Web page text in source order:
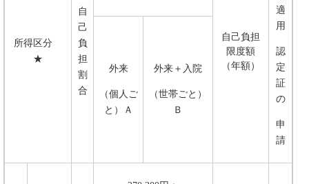
所得区分
★
自
己
負
担
割
合
自己負担
限度額
（年額）
適
用
認
定
証
の
申
請
外来
（個人ご
と）Ａ
外来＋入院
（世帯ごと）
Ｂ